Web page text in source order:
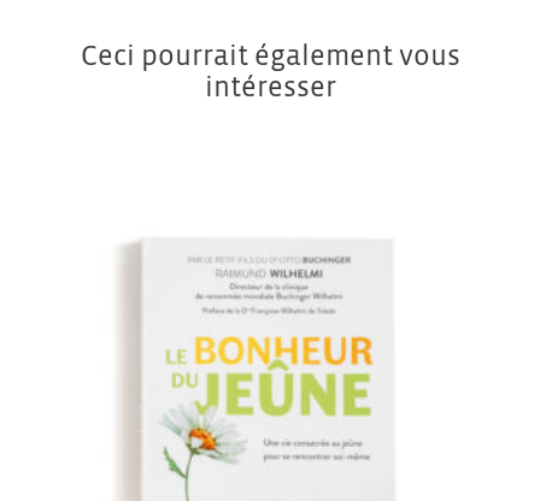
Ceci pourrait également vous
intéresser